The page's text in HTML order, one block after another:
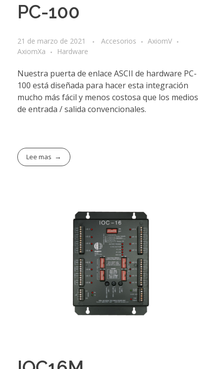
PC-100
21 de marzo de 2021 Accesorios
AxiomV
AxiomXa
Hardware
Nuestra puerta de enlace ASCII de hardware PC-
100 está diseñada para hacer esta integración
mucho más fácil y menos costosa que los medios
de entrada / salida convencionales.
Lee mas